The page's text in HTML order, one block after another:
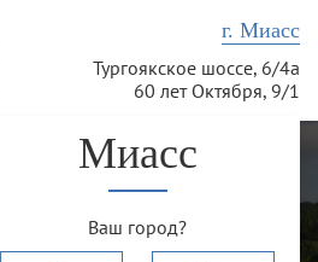
г. Миасс
Тургоякское шоссе, 6/4а
60 лет Октября, 9/1
Миасс
Ваш город?